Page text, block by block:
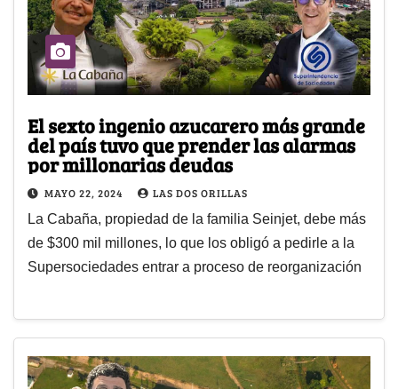
El sexto ingenio azucarero más grande
del país tuvo que prender las alarmas
por millonarias deudas
MAYO 22, 2024 LAS DOS ORILLAS
La Cabaña, propiedad de la familia Seinjet, debe más
de $300 mil millones, lo que los obligó a pedirle a la
Supersociedades entrar a proceso de reorganización